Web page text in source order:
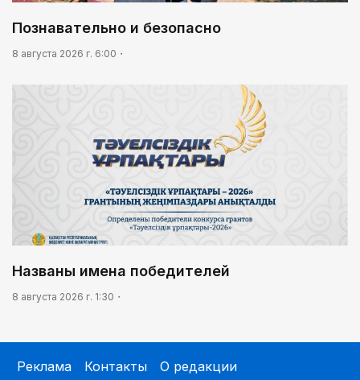
Познавательно и безопасно
8 августа 2026 г. 6:00
Названы имена победителей
8 августа 2026 г. 1:30
Реклама Контакты
О редакции